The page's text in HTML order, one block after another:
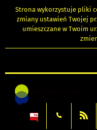
Strona wykorzystuje pliki
zmiany ustawień Twojej
umieszczane w Twoim